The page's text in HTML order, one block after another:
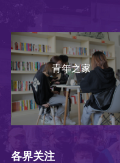
青年之家
各界关注